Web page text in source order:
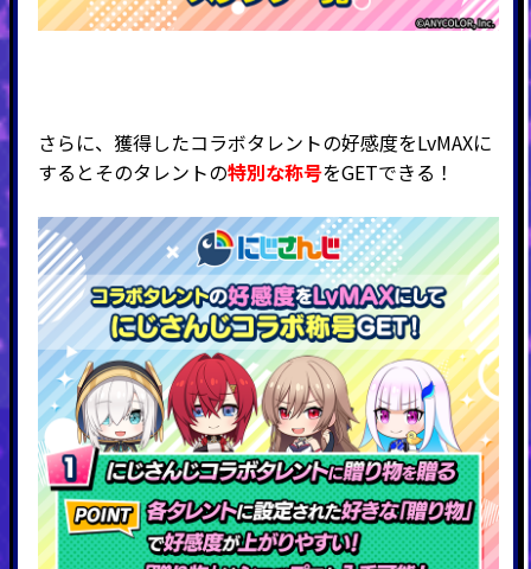
さらに、獲得したコラボタレントの好感度をLvMAXに
するとそのタレントの特別な称号をGETできる！